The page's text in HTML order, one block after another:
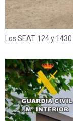
Los SEAT 124 y